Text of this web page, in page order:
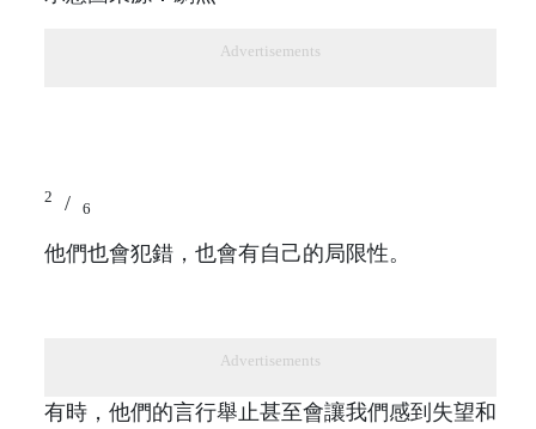
Advertisements
2 / 6
他們也會犯錯，也會有自己的局限性。
Advertisements
有時，他們的言行舉止甚至會讓我們感到失望和